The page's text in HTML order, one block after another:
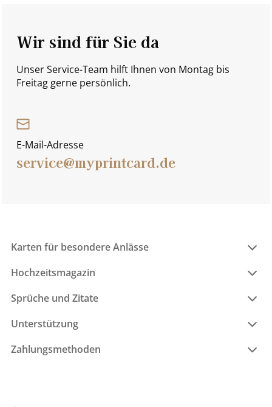
Wir sind für Sie da
Unser Service-Team hilft Ihnen von Montag bis
Freitag gerne persönlich.
E-Mail-Adresse
service@myprintcard.de
Karten für besondere Anlässe
Hochzeitsmagazin
Sprüche und Zitate
Unterstützung
Zahlungsmethoden